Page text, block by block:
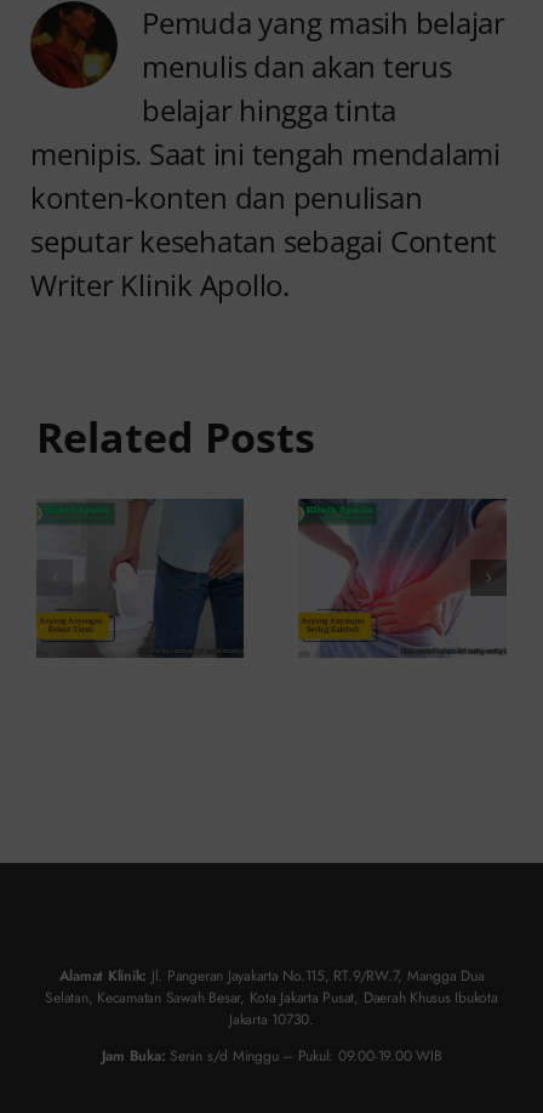
Pemuda yang masih belajar
menulis dan akan terus
belajar hingga tinta
menipis. Saat ini tengah mendalami
konten-konten dan penulisan
seputar kesehatan sebagai Content
Writer Klinik Apollo.
Related Posts
Darah:
Penyebab
dan Kapan
ke Dokter
Kambuh
dan Cara
Atasinya
Alamat Klinik: Jl. Pangeran Jayakarta No.115, RT.9/RW.7, Mangga Dua
Selatan, Kecamatan Sawah Besar, Kota Jakarta Pusat, Daerah Khusus Ibukota
Jakarta 10730.
Jam Buka: Senin s/d Minggu – Pukul: 09.00-19.00 WIB